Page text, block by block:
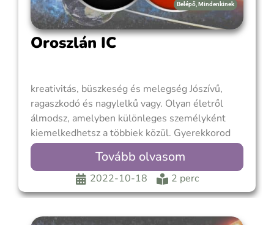
Belépő Mindenkinek
Oroszlán IC
kreativitás, büszkeség és melegség Jószívű,
ragaszkodó és nagylelkű vagy. Olyan életről
álmodsz, amelyben különleges személyként
kiemelkedhetsz a többiek közül. Gyerekkorod
drámai lehetett, függetlenül attól, hogy
természetednél fogva vonzott-e a fellépés, vagy
érzelmi zavarokba keveredtek az életedben élő
felnőttek (vagy mindkettő). Lehettél egyke,
figyeltek
Tovább olvasom
2022-10-18 2 perc